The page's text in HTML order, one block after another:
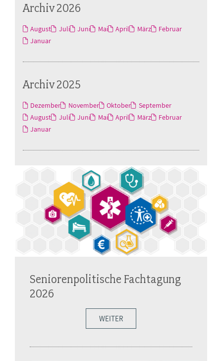
Archiv 2026
August Juli Juni Mai April März
Februar
Januar
Archiv 2025
Dezember November Oktober
September
August
Juli Juni Mai April März
Februar
Januar
Seniorenpolitische Fachtagung
2026
WEITER